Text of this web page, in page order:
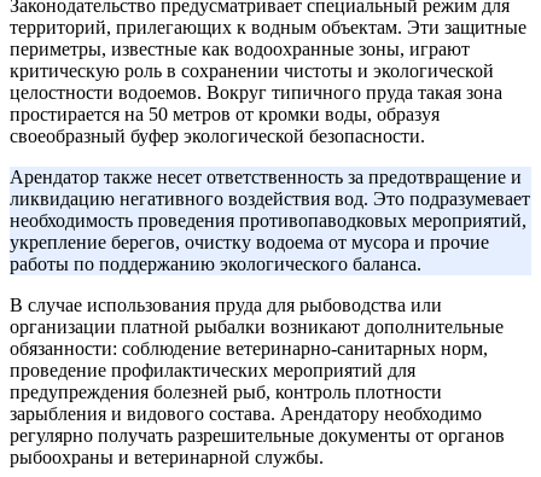
Законодательство предусматривает специальный режим для
территорий, прилегающих к водным объектам. Эти защитные
периметры, известные как водоохранные зоны, играют
критическую роль в сохранении чистоты и экологической
целостности водоемов. Вокруг типичного пруда такая зона
простирается на 50 метров от кромки воды, образуя
своеобразный буфер экологической безопасности.
Арендатор также несет ответственность за предотвращение и
ликвидацию негативного воздействия вод. Это подразумевает
необходимость проведения противопаводковых мероприятий,
укрепление берегов, очистку водоема от мусора и прочие
работы по поддержанию экологического баланса.
В случае использования пруда для рыбоводства или
организации платной рыбалки возникают дополнительные
обязанности: соблюдение ветеринарно-санитарных норм,
проведение профилактических мероприятий для
предупреждения болезней рыб, контроль плотности
зарыбления и видового состава. Арендатору необходимо
регулярно получать разрешительные документы от органов
рыбоохраны и ветеринарной службы.